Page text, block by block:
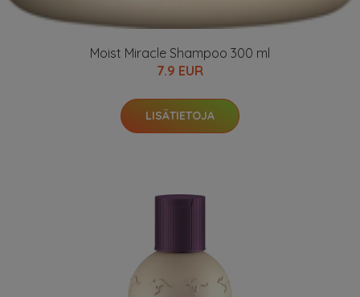
Moist Miracle Shampoo 300 ml
7.9 EUR
LISÄTIETOJA